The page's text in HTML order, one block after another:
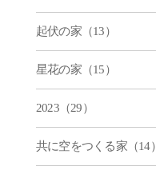
起伏の家（13）
星花の家（15）
2023（29）
共に空をつくる家（14）